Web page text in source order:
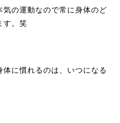
の運動なので常に身体のど
す。笑
に慣れるのは、いつになる